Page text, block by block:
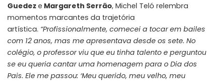
Guedez e Margareth Serrão, Michel Teló relembra
momentos marcantes da trajetória
artística. “Profissionalmente, comecei a tocar em bailes
com 12 anos, mas me apresentava desde os sete. No
colégio, o professor viu que eu tinha talento e perguntou
se eu queria cantar uma homenagem para o Dia dos
Pais. Ele me passou: ‘Meu querido, meu velho, meu